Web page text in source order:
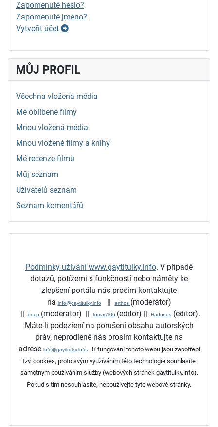
Zapomenuté heslo?
Zapomenuté jméno?
Vytvořit účet
MŮJ PROFIL
Všechna vložená média
Mé oblíbené filmy
Mnou vložená média
Mnou vložené filmy a knihy
Mé recenze filmů
Můj seznam
Uživatelů seznam
Seznam komentářů
Podmínky užívání www.gaytitulky.info. V případě
dotazů, potížemi s funkčností nebo náměty ke
zlepšení portálu nás prosím kontaktujte
na info@gaytitulky.info erthos (moderátor)
deep (moderátor) tomas106 (editor) Hadonos (editor).
Máte-li podezření na porušení obsahu autorských
práv, neprodleně nás prosím kontaktujte na
adrese info@gaytitulky.info. K fungování tohoto webu jsou zapotřebí
tzv. cookies, proto svým využíváním této technologie souhlasíte
samotným používáním služby (webových stránek gaytitulky.info).
Pokud s tím nesouhlasíte, nepoužívejte tyto webové stránky.